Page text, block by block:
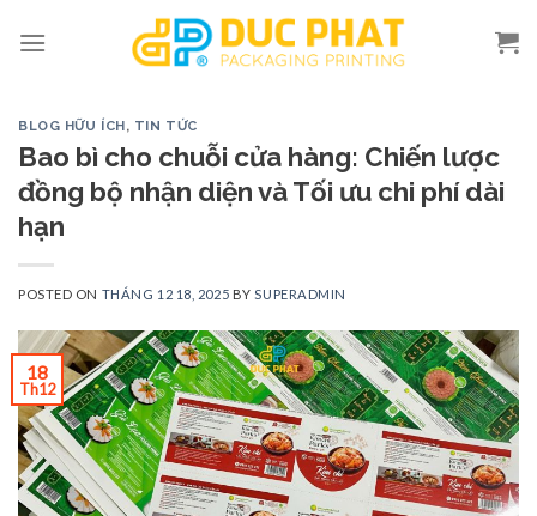
BLOG HỮU ÍCH, TIN TỨC
Bao bì cho chuỗi cửa hàng: Chiến lược
đồng bộ nhận diện và Tối ưu chi phí dài
hạn
POSTED ON THÁNG 12 18, 2025 BY SUPERADMIN
18
Th12